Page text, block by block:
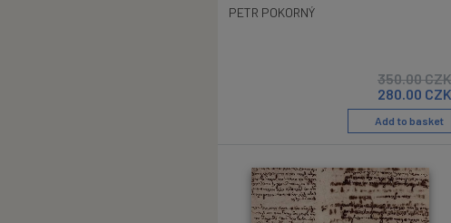
PETR POKORNÝ
350.00CZK
280.00 CZK
Add to basket